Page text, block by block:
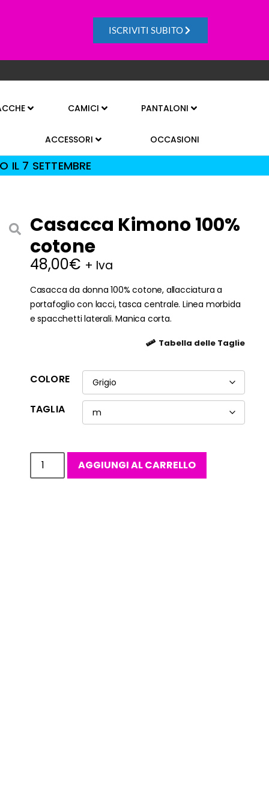
ISCRIVITI SUBITO
CAMICI PANTALONI
ACCESSORI OCCASIONI
IL 7 SETTEMBRE
Casacca Kimono 100%
cotone
48,00€ + Iva
Casacca da donna 100% cotone, allacciatura a
portafoglio con lacci, tasca centrale. Linea morbida
e spacchetti laterali. Manica corta.
Tabella delle Taglie
COLORE
TAGLIA
AGGIUNGI AL CARRELLO